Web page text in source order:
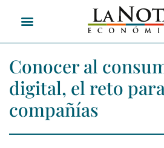
Conocer al
digital, el reto
compañías